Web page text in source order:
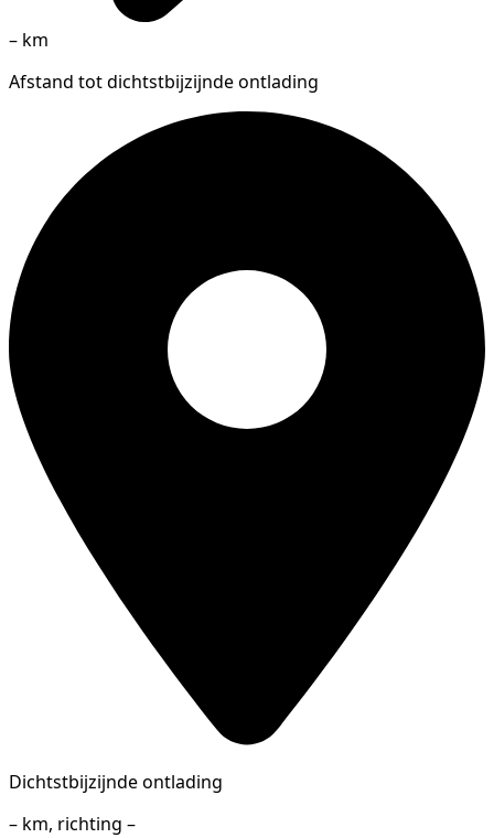
– km
Afstand tot dichtstbijzijnde ontlading
Dichtstbijzijnde ontlading
– km, richting –